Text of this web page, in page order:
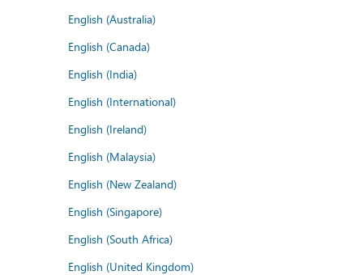
English (Australia)
English (Canada)
English (India)
English (International)
English (Ireland)
English (Malaysia)
English (New Zealand)
English (Singapore)
English (South Africa)
English (United Kingdom)